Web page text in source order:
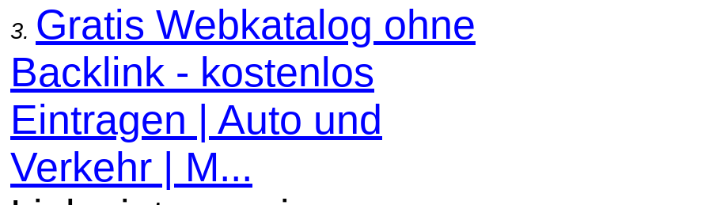
3. Gratis Webkatalog ohne
Backlink - kostenlos
Eintragen | Auto und
Verkehr | M...